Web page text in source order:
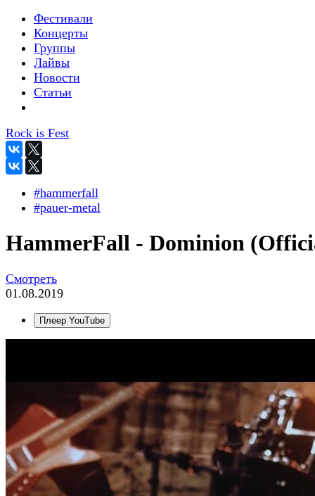
Фестивали
Концерты
Группы
Лайвы
Новости
Статьи
Rock is Fest
#hammerfall
#pauer-metal
HammerFall - Dominion
Смотреть
01.08.2019
Плеер YouTube